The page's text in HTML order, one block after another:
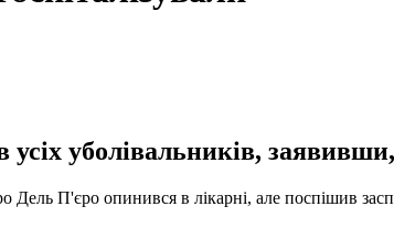
уболівальників,
П'єро опинився в лікарні, але поспішив